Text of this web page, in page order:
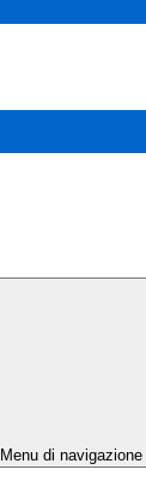
Menu di navigazione